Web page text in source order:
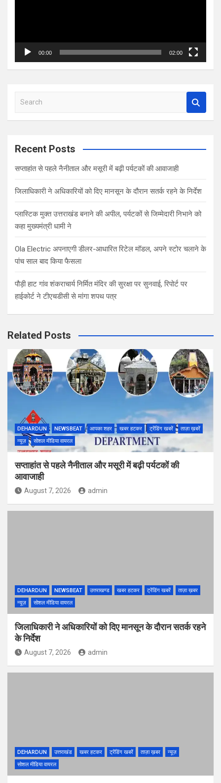
00:00 02:00
a
c
Recent Posts
सप्ताहांत से पहले नैनीताल और मसूरी में बढ़ी पर्यटकों की आवाजाही
जिलाधिकारी ने अधिकारियों को दिए मानसून के दौरान सतर्क रहने के निर्देश
प्लास्टिक मुक्त उत्तराखंड बनाने की अपील, पर्यटकों से जिम्मेदारी निभाने को
कहा मुख्यमंत्री धामी ने
Ola Electric अपनाएगी डीलर-आधारित रिटेल मॉडल, अपने स्टोर चलाने के
पांच साल बाद किया फैसला
पौड़ी हाट गांव शंकराचार्य निर्मित मंदिर की सुरक्षा पर सुनवाई, रिपोर्ट पर
हाईकोर्ट ने टीएचडीसी से मांगा शपथ पत्र
Related Posts
DEHARDUN NEWSBEAT आपका शहर खबर हटकर ट्रेंडिंग खबरें
ताज़ा ख़बरें
न्यूज़
सोशल मीडिया वायरल
सप्ताहांत से पहले नैनीताल और मसूरी में बढ़ी पर्यटकों की
आवाजाही
August 7, 2026 admin
DEHARDUN NEWSBEAT उत्तराखण्ड खबर हटकर ट्रेंडिंग खबरें
ताज़ा ख़बर
न्यूज़
सोशल मीडिया वायरल
जिलाधिकारी ने अधिकारियों को दिए मानसून के दौरान सतर्क रहने
के निर्देश
August 7, 2026 admin
DEHARDUN उत्तराखंड खबर हटकर ट्रेंडिंग खबरें ताज़ा ख़बर
न्यूज़
सोशल मीडिया वायरल